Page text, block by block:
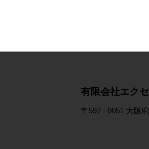
有限会社エク
〒597 - 0051 大阪